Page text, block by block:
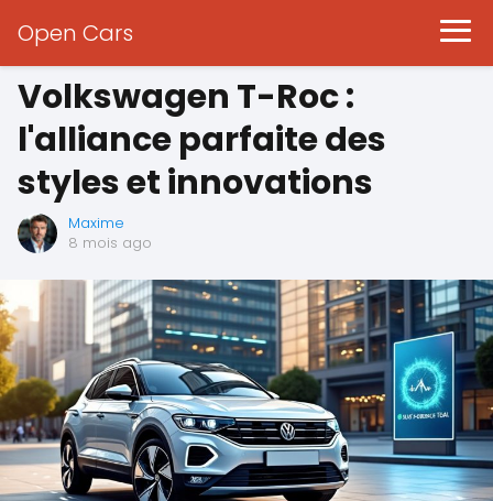
Open Cars
Volkswagen T-Roc :
l'alliance parfaite des
styles et innovations
Maxime
8 mois ago